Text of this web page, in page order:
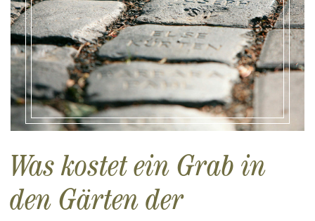
Was kostet ein Grab in
den Gärten der